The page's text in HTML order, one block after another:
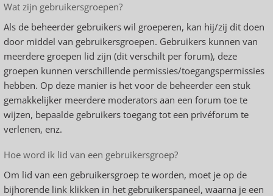
Wat zijn gebruikersgroepen?
Als de beheerder gebruikers wil groeperen, kan hij/zij dit doen
door middel van gebruikersgroepen. Gebruikers kunnen van
meerdere groepen lid zijn (dit verschilt per forum), deze
groepen kunnen verschillende permissies/toegangspermissies
hebben. Op deze manier is het voor de beheerder een stuk
gemakkelijker meerdere moderators aan een forum toe te
wijzen, bepaalde gebruikers toegang tot een privéforum te
verlenen, enz.
Hoe word ik lid van een gebruikersgroep?
Om lid van een gebruikersgroep te worden, moet je op de
bijhorende link klikken in het gebruikerspaneel, waarna je een